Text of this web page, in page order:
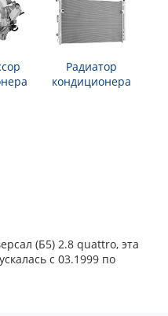
Радиатор
кондиционера
(Б5) 2.8 quattro, эта
с 03.1999 по